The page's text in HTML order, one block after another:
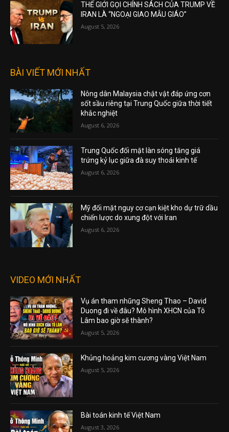
THẾ GIỚI GỌI CHÍNH SÁCH CỦA TRUMP VỀ
IRAN LÀ “NGOẠI GIAO MẪU GIÁO”
August 5, 2026
BÀI VIẾT MỚI NHẤT
Nông dân Malaysia chật vật đáp ứng cơn
sốt sầu riêng tại Trung Quốc giữa thời tiết
khắc nghiệt
August 6, 2026
Trung Quốc đối mặt làn sóng tăng giá
trứng kỷ lục giữa đà suy thoái kinh tế
August 6, 2026
Mỹ đối mặt nguy cơ cạn kiệt kho dự trữ dầu
chiến lược do xung đột với Iran
August 6, 2026
VIDEO MỚI NHẤT
Vụ án tham nhũng Sheng Thao – David
Duong đi về đâu? Mô hình XHCN của Tô
Lâm bao giờ sẽ thành?
August 5, 2026
Khủng hoảng kim cương vàng Việt Nam
August 5, 2026
Bài toán kinh tế Việt Nam
August 3, 2026